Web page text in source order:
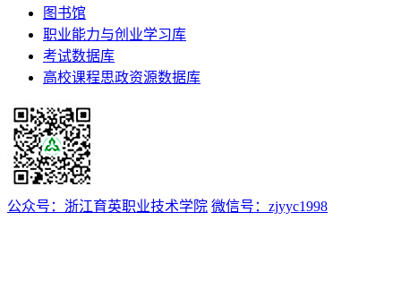
图书馆
职业能力与创业学习库
考试数据库
高校课程思政资源数据库
公众号：浙江育英职业技术学院 微信号：zjyyc1998